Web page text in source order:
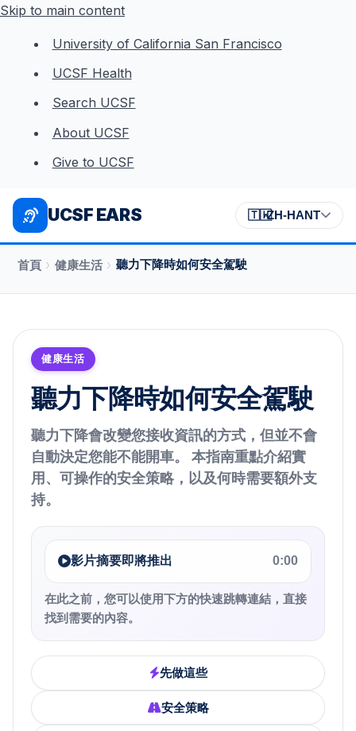
Skip to main content
University of California San Francisco
UCSF Health
Search UCSF
About UCSF
Give to UCSF
UCSF EARS 🇹🇼ZH-HANT
首頁 › 健康生活 › 聽力下降時如何安全駕駛
健康生活
聽力下降時如何安全駕駛
聽力下降會改變您接收資訊的方式，但並不會
自動決定您能不能開車。 本指南重點介紹實
用、可操作的安全策略，以及何時需要額外支
持。
影片摘要即將推出 0:00
在此之前，您可以使用下方的快速跳轉連結，直接
找到需要的內容。
先做這些
安全策略